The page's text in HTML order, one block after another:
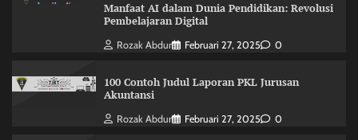
Manfaat AI dalam Dunia Pendidikan: Revolusi
Pembelajaran Digital
Rozak Abdur Februari 27, 2025 0
100 Contoh Judul Laporan PKL Jurusan
Akuntansi
Rozak Abdur Februari 27, 2025 0